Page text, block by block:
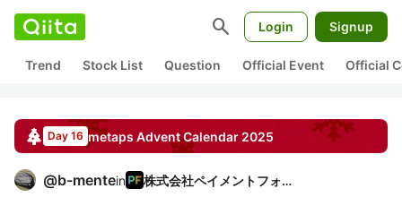
search Login Signup
Trend Stock List Question Official Event Official
Day 16 metaps Advent Calendar 2025
@b-mentein 株式会社ペイメントフォー